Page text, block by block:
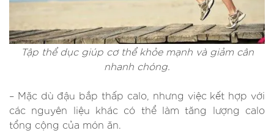
Tập thể dục giúp cơ thể khỏe mạnh và giảm cân
nhanh chóng.
– Mặc dù đậu bắp thấp calo, nhưng việc kết hợp với
các nguyên liệu khác có thể làm tăng lượng calo
tổng cộng của món ăn.